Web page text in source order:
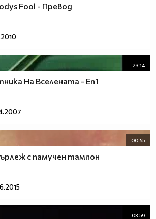
Fool - Превод
23:14
На Вселената - Еп1
00:55
с памучен тампон
03:59